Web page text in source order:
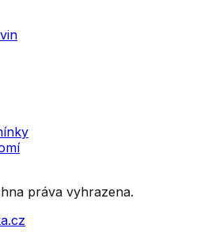
práva vyhrazena.